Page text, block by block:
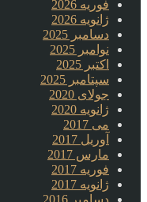
فوریه 2026
ژانویه 2026
دسامبر 2025
نوامبر 2025
اکتبر 2025
سپتامبر 2025
جولای 2020
ژانویه 2020
می 2017
آوریل 2017
مارس 2017
فوریه 2017
ژانویه 2017